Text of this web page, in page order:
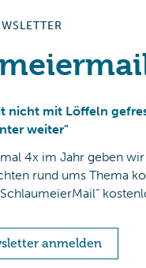
nicht mit Löffeln
weiter"
4x im Jahr geben
rund ums Thema
anmelden